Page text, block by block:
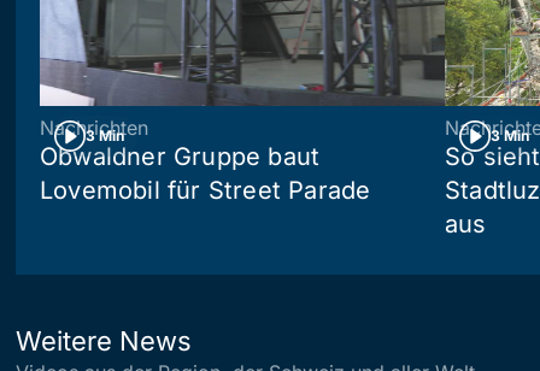
3 Min
Nachrichten
Obwaldner Gruppe baut
Lovemobil für Street Parade
3 Min
So
aus
Weitere News